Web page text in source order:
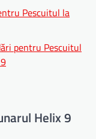
Pescuitul la
pentru Pescuitul
Helix 9